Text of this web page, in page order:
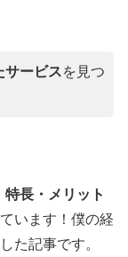
サービスを見つ
長・メリット
います！僕の経
た記事です。